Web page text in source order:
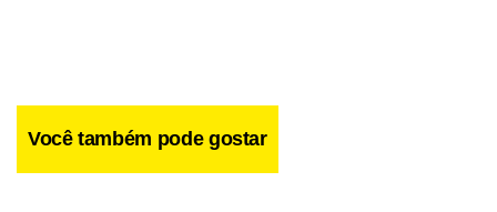
Você também pode gostar